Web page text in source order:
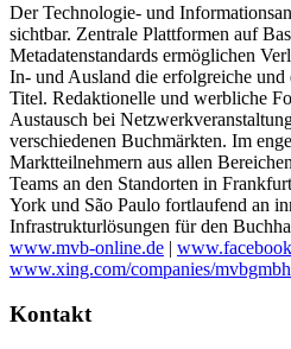
Der Technologie- und
sichtbar. Zentrale Plattformen auf
Metadatenstandards ermöglichen
In- und Ausland die erfolgreiche
Titel. Redaktionelle und werbliche
Austausch bei
verschiedenen Buchmärkten. Im
Marktteilnehmern aus allen
Teams an den Standorten in
York und São Paulo fortlaufend an
Infrastrukturlösungen für den
www.mvb-online.de |
www.xing.com/companies/mvbgmbh
Kontakt